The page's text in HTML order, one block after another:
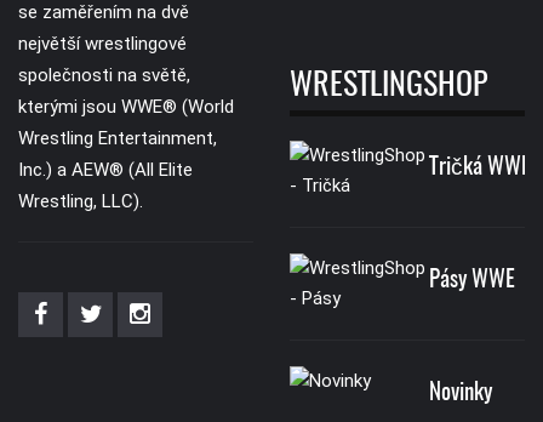
se zaměřením na dvě
největší wrestlingové
společnosti na světě,
kterými jsou WWE® (World
Wrestling Entertainment,
Inc.) a AEW® (All Elite
Wrestling, LLC).
WRESTLINGSHOP
Tričká WWE
Pásy WWE
Novinky